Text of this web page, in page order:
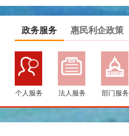
政务服务 惠民利企政策
个人服务 法人服务 部门服务